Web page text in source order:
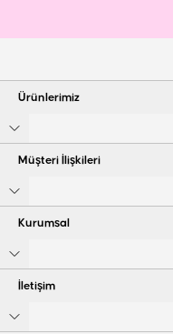
Ürünlerimiz
Müşteri İlişkileri
Kurumsal
İletişim